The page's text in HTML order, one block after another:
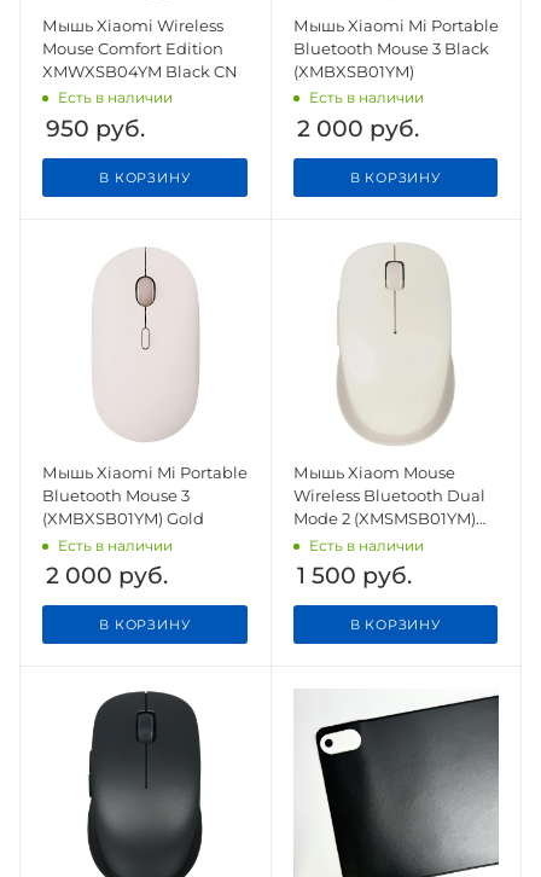
Мышь Xiaomi Wireless
Mouse Comfort Edition
XMWXSB04YM Black CN
Есть в наличии
950 руб.
В КОРЗИНУ
Мышь Xiaomi Mi Portable
Bluetooth Mouse 3 Black
(XMBXSB01YM)
Есть в наличии
2 000 руб.
В КОРЗИНУ
Мышь Xiaomi Mi Portable
Bluetooth Mouse 3
(XMBXSB01YM) Gold
Есть в наличии
2 000 руб.
В КОРЗИНУ
Мышь Xiaom Mouse
Wireless Bluetooth Dual
Mode 2 (XMSMSB01YM)
White
Есть в наличии
1 500 руб.
В КОРЗИНУ